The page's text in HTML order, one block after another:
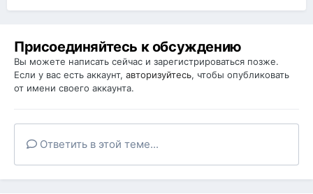
Присоединяйтесь к обсуждению
Вы можете написать сейчас и зарегистрироваться позже.
Если у вас есть аккаунт, авторизуйтесь, чтобы опубликовать
от имени своего аккаунта.
Ответить в этой теме...